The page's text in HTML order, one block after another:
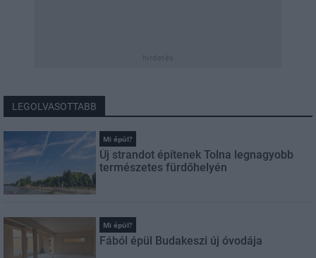
LEGOLVASOTTABB
Mi épül?
Új strandot építenek Tolna legnagyobb
természetes fürdőhelyén
Mi épül?
Fából épül Budakeszi új óvodája